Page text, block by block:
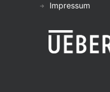
Impressum